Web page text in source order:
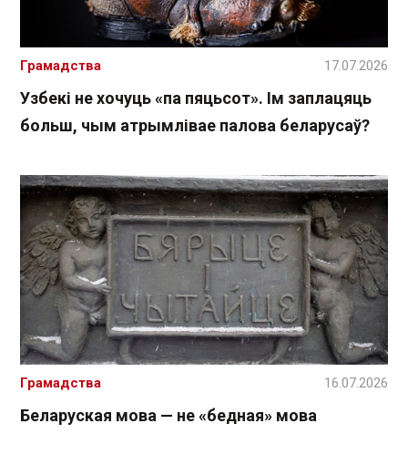
Узбекі не хочуць «па пяцьсот». Ім заплацяць
больш, чым атрымлівае палова беларусаў?
Грамадства 17.07.2026
Беларуская мова — не «бедная» мова
Грамадства 16.07.2026